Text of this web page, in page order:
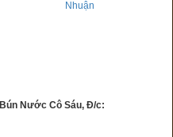
Bún Nước Cô Sáu, Đ/c: